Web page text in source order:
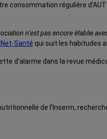
consommation régulière
n’est pas encore établie
Santé qui suit les habitudes
d’alarme dans la revue
de l’Inserm,